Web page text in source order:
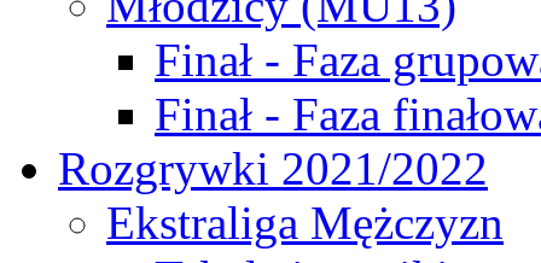
Finał - Faza
Finał - Faza
Rozgrywki 2021/2022
Ekstraliga Mężczyzn